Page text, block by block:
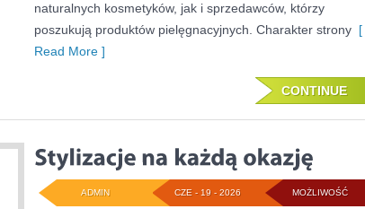
naturalnych kosmetyków, jak i sprzedawców, którzy
poszukują produktów pielęgnacyjnych. Charakter strony [
Read More ]
CONTINUE
MOŻLIWOŚĆ
CZE - 19 - 2026
ADMIN